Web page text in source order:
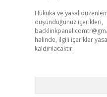
Hukuka ve yasal
düşündüğünüz içerikleri,
halinde, ilgili içerikler
kaldırılacaktır.